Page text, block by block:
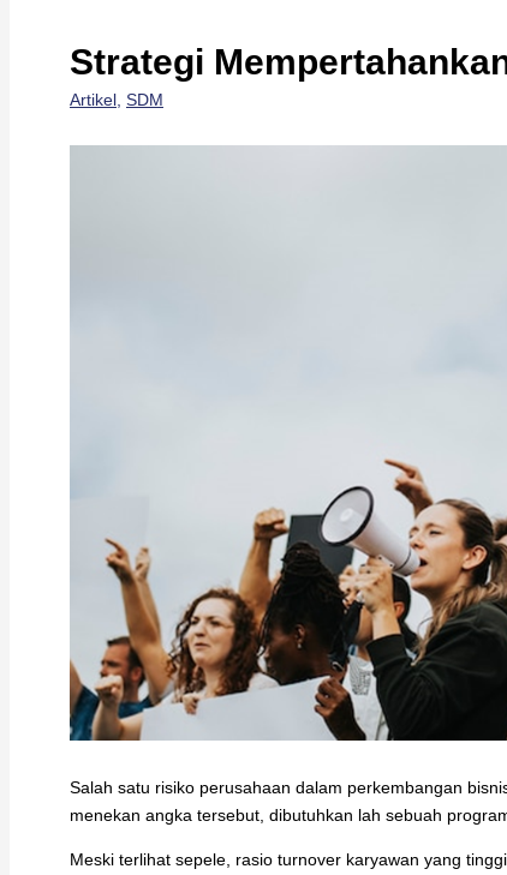
Strategi
Artikel SDM
Salah satu risiko perusahaan dalam perkembangan
menekan angka tersebut, dibutuhkan lah sebuah
Meski terlihat sepele, rasio turnover karyawan yang